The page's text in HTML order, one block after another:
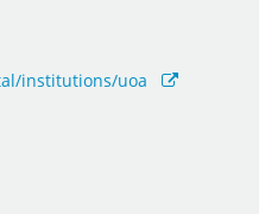
institutions/uoa